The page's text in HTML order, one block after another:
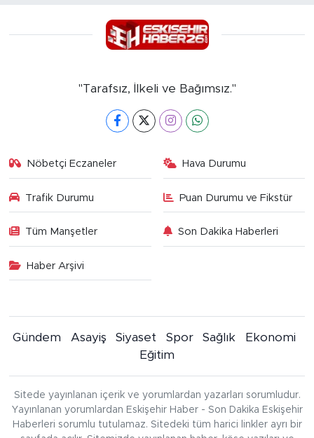
"Tarafsız, İlkeli ve Bağımsız."
Nöbetçi Eczaneler Hava Durumu
Trafik Durumu Puan Durumu ve Fikstür
Tüm Manşetler Son Dakika Haberleri
Haber Arşivi
Gündem Asayiş Siyaset Spor Sağlık
Ekonomi
Eğitim
Sitede yayınlanan içerik ve yorumlardan yazarları sorumludur.
Yayınlanan yorumlardan Eskişehir Haber - Son Dakika Eskişehir
Haberleri sorumlu tutulamaz. Sitedeki tüm harici linkler ayrı bir